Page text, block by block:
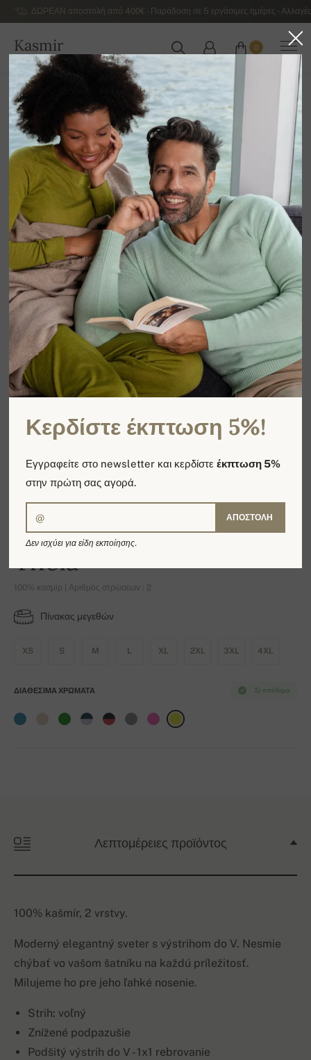
ΔΩΡΕΑΝ αποστολή από 400€ - Παράδοση σε 5 εργάσιμες ημέρες -
Kasmir
ΕΛΛΆΔΑ
0
Αρχική
Γυναικεία κασμιρένια πουλόβερ πολυτελείας
Γυναικεία κασμιρένια πουλόβερ με V λαιμόκοψη
Theia
100% κασμίρ | Αριθμός στρώσεων : 2
Πίνακας μεγεθών
XS S M L XL 2XL 3XL 4XL
Σε απόθεμα
ΔΙΑΘΈΣΙΜΑ ΧΡΏΜΑΤΑ
Λεπτομέρειες προϊόντος
100% kašmír, 2 vrstvy.
Moderný elegantný sveter s výstrihom do V. Nesmie
chýbať vo vašom šatníku na každú príležitosť.
Milujeme ho pre jeho ľahké nosenie.
Strih: voľný
Znížené podpazušie
Podšitý výstrih do V - 1x1 rebrovanie
Κερδίστε έκπτωση 5%!
Εγγραφείτε στο newsletter και κερδίστεέκπτωση 5%
στην πρώτη σας αγορά.
ΑΠΟΣΤΟΛΉ
Δεν ισχύει για είδη εκποίησης.